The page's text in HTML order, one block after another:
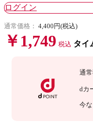
ログイン
通常価格： 4,400円(税込)
￥1,749 税込 タイ
通
dカ
今な